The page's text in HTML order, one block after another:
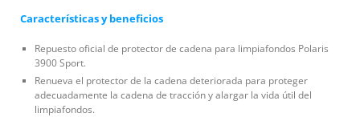
Características y beneficios
Repuesto oficial de protector de cadena para limpiafondos Polaris
3900 Sport.
Renueva el protector de la cadena deteriorada para proteger
adecuadamente la cadena de tracción y alargar la vida útil del
limpiafondos.